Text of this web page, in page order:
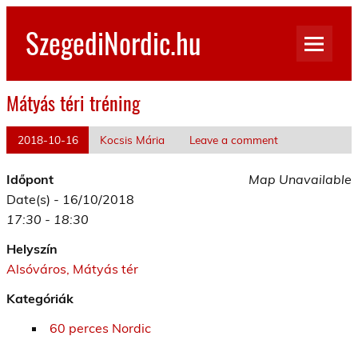
Skip
contentSzegediNordic.hu
Mátyás téri tréning
2018-10-16 Kocsis Mária Leave a comment
Map Unavailable
Időpont
Date(s) - 16/10/2018
17:30 - 18:30
Helyszín
Alsóváros, Mátyás tér
Kategóriák
60 perces Nordic